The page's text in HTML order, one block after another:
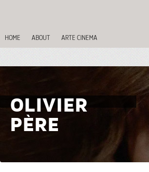
HOME ABOUT ARTE CINEMA
OLIVIER
PÈRE